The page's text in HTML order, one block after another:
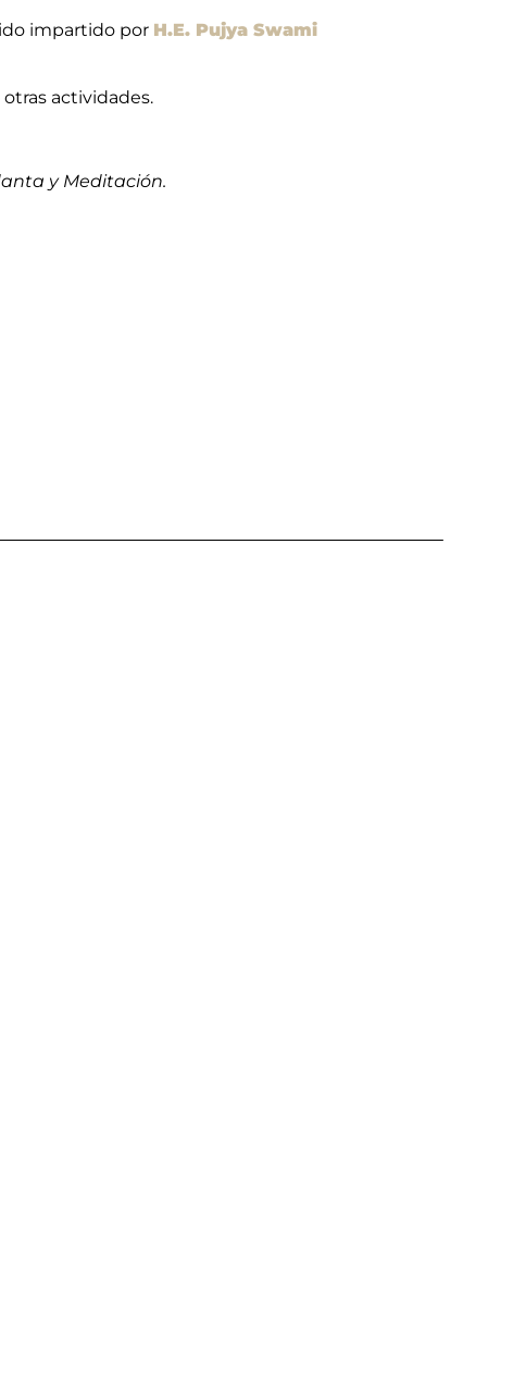
impartido por H.E. Pujya Swami
actividades.
y Meditación.